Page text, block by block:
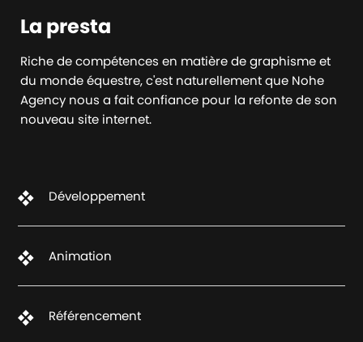
La presta
Riche de compétences en matière de graphisme et
du monde équestre, c'est naturellement que Nohe
Agency nous a fait confiance pour la refonte de son
nouveau site internet.
Développement
Animation
Référencement